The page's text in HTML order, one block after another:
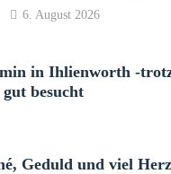
6. August 2026
in Ihlienworth -
besucht
Geduld und viel